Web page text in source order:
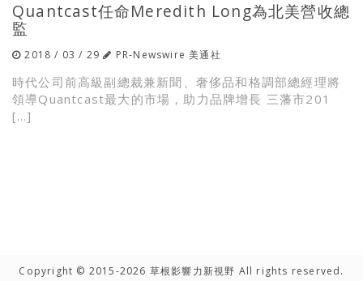
Quantcast任命Meredith Long為北美營收總
監
2018 / 03 / 29 PR-Newswire 美通社
時代公司前高級副總裁兼新聞、奢侈品和格調部總經理將
領導Quantcast最大的市場，助力品牌增長 三藩市201
[…]
Copyright © 2015-2026 草根影響力新視野 All rights reserved.